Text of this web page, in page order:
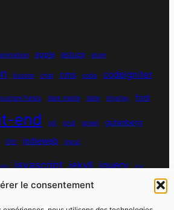
le consentement
animation apple astuce atom
bouton chat cms coda codeigniter
custom fields dark mode date display font
end git grid growl gutenberg
ifttt indieweb input
javascript jekyll jquery jsx
media queries mysql navigation